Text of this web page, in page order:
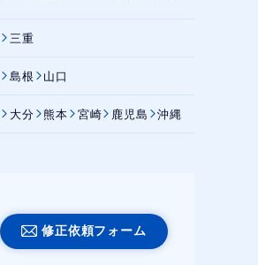
三重
島根 山口
大分 熊本 宮崎 鹿児島 沖縄
修正依頼フォーム